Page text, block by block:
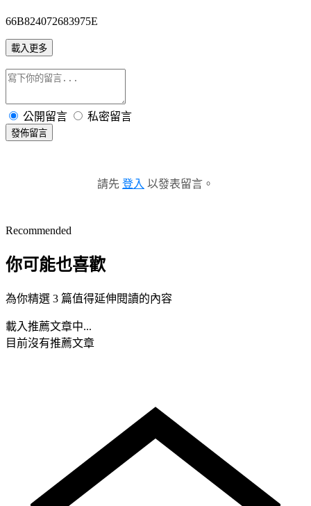
66B824072683975E
載入更多
公開留言 私密留言
發佈留言
請先 登入 以發表留言。
Recommended
你可能也喜歡
為你精選 3 篇值得延伸閱讀的內容
載入推薦文章中...
目前沒有推薦文章